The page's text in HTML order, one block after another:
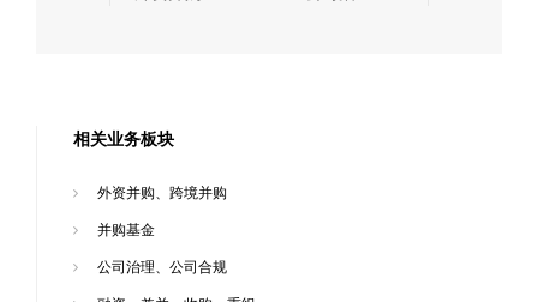
相关业务板块
外资并购、跨境并购
并购基金
公司治理、公司合规